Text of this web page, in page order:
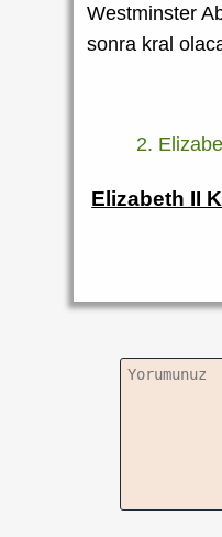
Westminster
sonra kral
2.
Elizabeth II